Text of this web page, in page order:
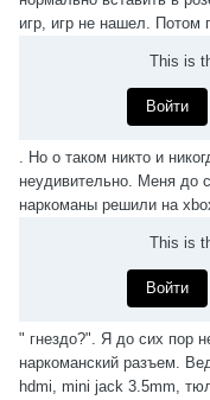
игр, игр не нашел. Потом
This is
Войти
. Но о таком никто и
неудивительно. Меня до
наркоманы решили на
This is
Войти
" гнездо?". Я до сих пор
наркоманский разъем.
hdmi, mini jack 3.5mm,